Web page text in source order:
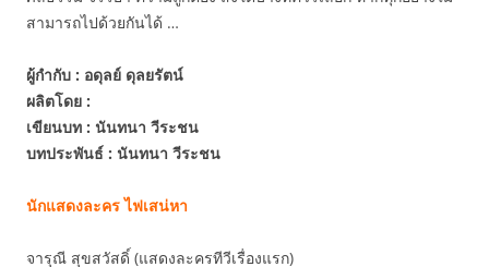
สามารถไปด้วยกันได้ …
ผู้กำกับ : อดุลย์ ดุลยรัตน์
ผลิตโดย :
เขียนบท : นันทนา วีระชน
บทประพันธ์ : นันทนา วีระชน
นักแสดงละคร ไฟเสน่หา
จารุณี สุขสวัสดิ์ (แสดงละครทีวีเรื่องแรก)